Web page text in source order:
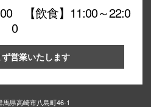
【飲食】11:00～22:0
0
営業いたします
馬県高崎市八島町46-1